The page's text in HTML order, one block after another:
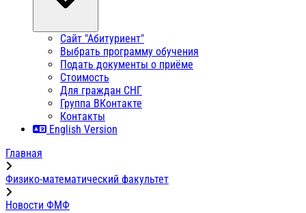
Сайт "Абитуриент"
Выбрать программу обучения
Подать документы о приёме
Стоимость
Для граждан СНГ
Группа ВКонтакте
Контакты
English Version
Главная
Физико-математический факультет
Новости ФМФ